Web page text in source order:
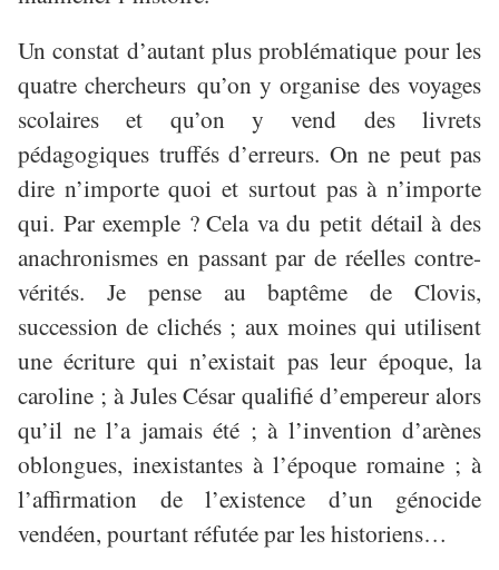
Un constat d’autant plus problématique pour les
quatre chercheurs qu’on y organise des voyages
scolaires et qu’on y vend des livrets
pédagogiques truffés d’erreurs. On ne peut pas
dire n’importe quoi et surtout pas à n’importe
qui. Par exemple ? Cela va du petit détailàdes
anachronismes en passant par de réelles contre-
vérités. Je pense au baptême de Clovis,
succession de clichés ; aux moines qui utilisent
uneécriture qui n’existait pas leur époque, la
caroline ; à Jules César qualifié d’empereur alors
qu’il ne l’a jamais été ; à l’invention d’arènes
oblongues, inexistantes à l’époque romaine ; à
l’affirmation de l’existence d’un génocide
vendéen, pourtant réfutée par les historiens…